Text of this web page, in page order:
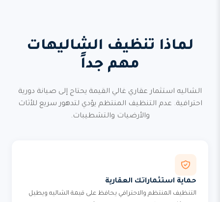
لماذا تنظيف الشاليهات
مهم جداً
الشاليه استثمار عقاري غالي القيمة يحتاج إلى صيانة دورية
احترافية. عدم التنظيف المنتظم يؤدي لتدهور سريع للأثاث
والأرضيات والتشطيبات.
حماية استثماراتك العقارية
التنظيف المنتظم والاحترافي يحافظ على قيمة الشاليه ويطيل